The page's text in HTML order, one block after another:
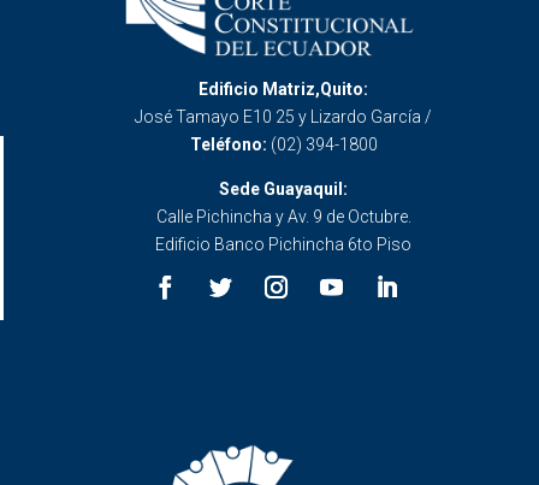
Edificio Matriz,Quito:
José Tamayo E10 25 y Lizardo García /
Teléfono: (02) 394-1800
Sede Guayaquil:
Calle Pichincha y Av. 9 de Octubre.
Edificio Banco Pichincha 6to Piso